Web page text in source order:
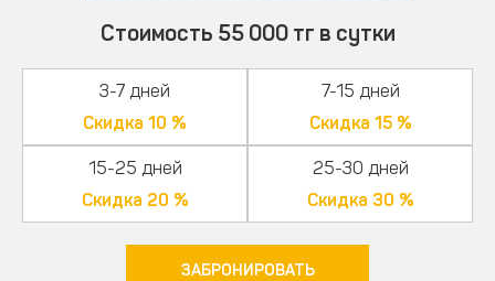
Стоимость 55 000 тг в сутки
3-7 дней
Скидка 10 %
7-15 дней
Скидка 15 %
15-25 дней
Скидка 20 %
25-30 дней
Скидка 30 %
ЗАБРОНИРОВАТЬ